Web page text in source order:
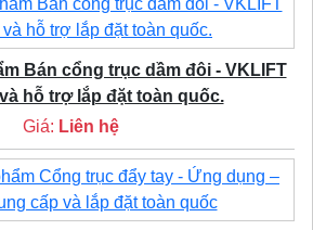
Bán cổng trục dầm đôi - VKLIFT
hỗ trợ lắp đặt toàn quốc.
Giá: Liên hệ